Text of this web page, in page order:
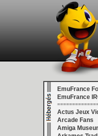
EmuFrance
EmuFrance
Actus Jeux
Arcade Fans
Amiga